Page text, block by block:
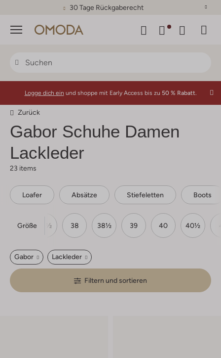
30 Tage Rückgaberecht
Menü
Logge dich ein und shoppe mit Early Access bis zu 50 % Rabatt.
Zurück
Gabor Schuhe Damen
Lackleder
23 items
Loafer Absätze Stiefeletten Boots
Größe
37 37½ 38 38½ 39 40 40½
Gabor Lackleder
Filtern und sortieren